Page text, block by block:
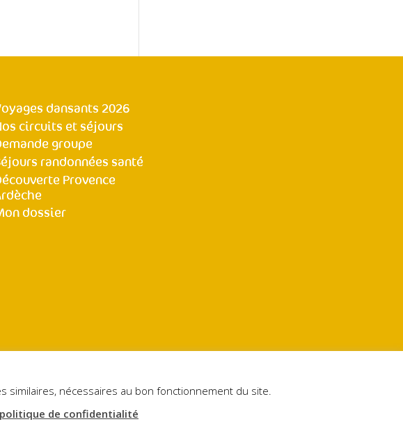
dansants 2026
circuits et séjours
groupe
randonnées santé
Provence
dossier
similaires, nécessaires au bon fonctionnement du site.
de confidentialité